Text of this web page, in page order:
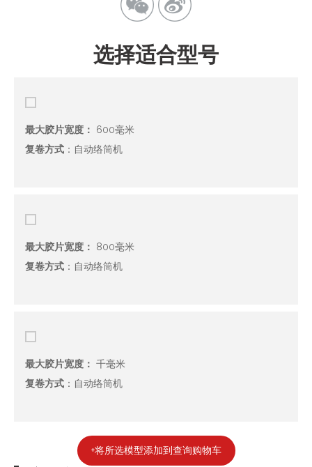
选择适合型号
最大胶片宽度：
600毫米
复卷方式 ：自动络筒机
最大胶片宽度：
800毫米
复卷方式 ：自动络筒机
最大胶片宽度： 千毫米
复卷方式 ：自动络筒机
+将所选模型添加到查询购物车